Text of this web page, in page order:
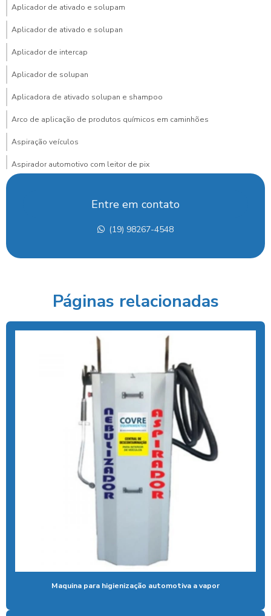
Aplicador de ativado e solupam
Aplicador de ativado e solupan
Aplicador de intercap
Aplicador de solupan
Aplicadora de ativado solupan e shampoo
Arco de aplicação de produtos químicos em caminhões
Aspiração veículos
Aspirador automotivo com leitor de pix
Aspirador de carros para lava rapido
Aspirador de carros portátil preço
Aspirador de carros profissional
Aspirador com cobrança por pix para posto
Aspirador para lava rápido profissional
Aspirador de pó fichas e moedas
Aspirador de pó ideal para carros
Aspirador de pó industrial para carros
Aspirador de pó de moeda
Aspirador de pó self service
Aspirador para posto ficha
Aspirador para posto com sistema pix
Aspirador profissional para carros
Entre em contato
(19) 98267-4548
Páginas relacionadas
Maquina para higienização automotiva a vapor